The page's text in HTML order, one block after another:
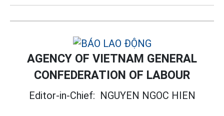
AGENCY OF VIETNAM GENERAL
CONFEDERATION OF LABOUR
Editor-in-Chief: NGUYEN NGOC HIEN